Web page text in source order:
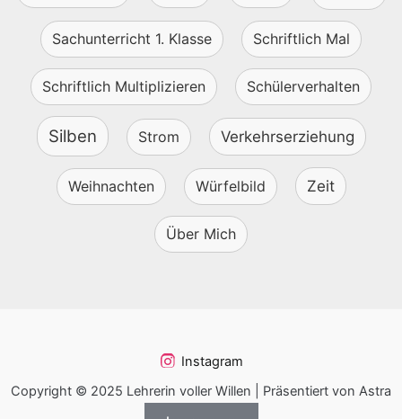
Sachunterricht 1. Klasse Schriftlich Mal
Schriftlich Multiplizieren Schülerverhalten
Silben Strom Verkehrserziehung
Weihnachten Würfelbild Zeit
Über Mich
Instagram
Copyright © 2025 Lehrerin voller Willen | Präsentiert von Astra